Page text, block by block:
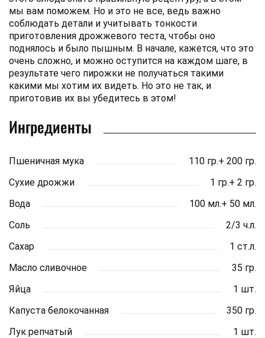
мы вам поможем. Но и это не все, ведь важно
соблюдать детали и учитывать тонкости
приготовления дрожжевого теста, чтобы оно
поднялось и было пышным. В начале, кажется, что это
очень сложно, и можно оступится на каждом шаге, в
результате чего пирожки не получаться такими
какими мы хотим их видеть. Но это не так, и
приготовив их вы убедитесь в этом!
Ингредиенты
Пшеничная мука
110 гр.+ 200 гр.
Сухие дрожжи
1 гр.+ 2 гр.
Вода
100 мл.+ 50 мл.
Соль
2/3 ч.л.
Сахар
1 ст.л.
Масло сливочное
35 гр.
Яйца
1 шт.
Капуста белокочанная
350 гр.
Лук репчатый
1 шт.